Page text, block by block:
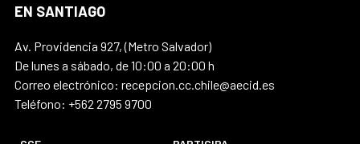
EN SANTIAGO
Av. Providencia 927, (Metro Salvador)
De lunes a sábado, de 10:00 a 20:00 h
Correo electrónico: recepcion.cc.chile@aecid.es
Teléfono: +562 2795 9700